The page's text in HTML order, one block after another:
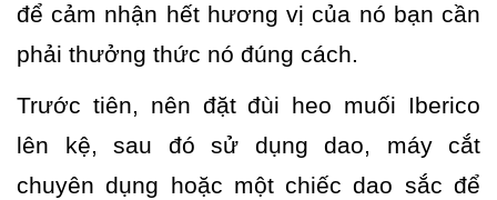
để cảm nhận hết hương vị của nó bạn cần
phải thưởng thức nó đúng cách.
Trước tiên, nên đặt đùi heo muối Iberico
lên kệ, sau đó sử dụng dao, máy cắt
chuyên dụng hoặc một chiếc dao sắc để